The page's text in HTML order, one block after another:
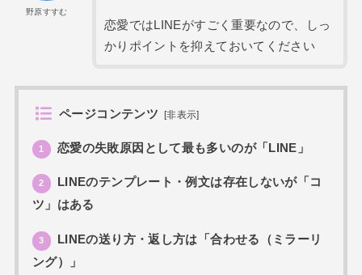
野原すすむ
恋愛ではLINEがすごく重要なので、しっ
かりポイントを抑えておいてください
ページコンテンツ [非表示]
1 恋愛の失敗原因として最も多いのが「LINE」
2
LINEのテンプレート・例文は存在しないが「コ
ツ」はある
3
LINEの送り方・返し方は「合わせる（ミラーリ
ング）」